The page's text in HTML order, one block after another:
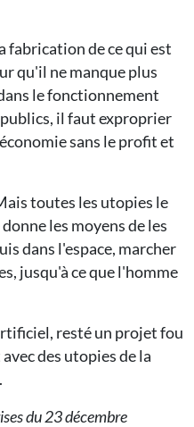
fabrication de ce qui est
qu'il ne manque plus
le fonctionnement
il faut exproprier
sans le profit et
toutes les utopies le
les moyens de les
dans l'espace, marcher
jusqu'à ce que l'homme
resté un projet fou
des utopies de la
du 23 décembre